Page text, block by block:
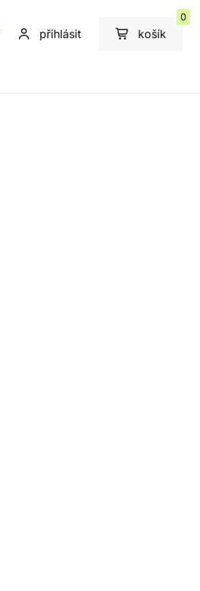
přihlásit košík
0